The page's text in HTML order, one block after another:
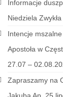
Informacje
Niedziela
Intencje
Apostoła w
27.07 –
Zapraszamy na